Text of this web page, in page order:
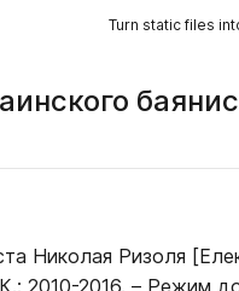
Turn static files
Николая Ризоля
2010-2016. – Режим